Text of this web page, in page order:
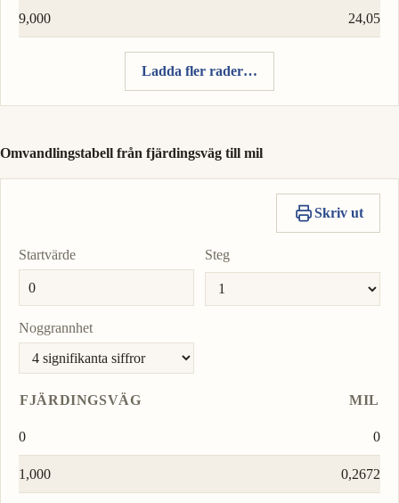
9,000 24,05
Ladda fler rader…
Omvandlingstabell från fjärdingsväg till mil
Skriv ut
Startvärde Steg
Noggrannhet
FJÄRDINGSVÄG MIL
0 0
1,000 0,2672